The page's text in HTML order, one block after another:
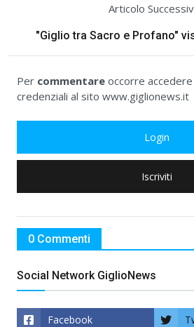
Articolo
"Giglio tra Sacro e Profano"
Per commentare occorre
credenziali al sito www.giglionews.it
Login
Iscriviti
0 Commenti
Social Network GiglioNews
Facebook